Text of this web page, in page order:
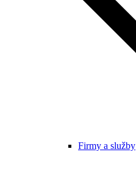
Firmy a služby